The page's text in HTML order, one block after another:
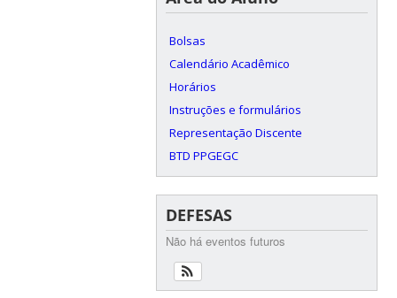
Bolsas
Calendário Acadêmico
Horários
Instruções e formulários
Representação Discente
BTD PPGEGC
DEFESAS
Não há eventos futuros